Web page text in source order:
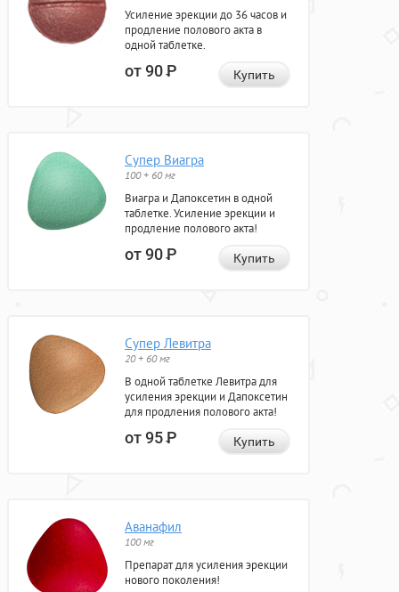
Усиление эрекции до 36 часов и
продление полового акта в
одной таблетке.
от 90Р Купить
Супер Виагра
100 + 60 мг
Виагра и Дапоксетин в одной
таблетке. Усиление эрекции и
продление полового акта!
от 90Р Купить
Супер Левитра
20 + 60 мг
В одной таблетке Левитра для
усиления эрекции и Дапоксетин
для продления полового акта!
от 95Р Купить
Аванафил
100 мг
Препарат для усиления эрекции
нового поколения!